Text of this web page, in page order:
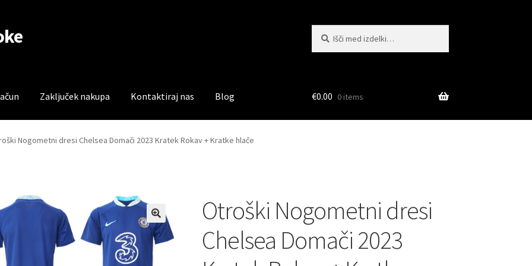
Zaključek nakupa Kontaktiraj nas Blog
Trgovina Zaključek nakupa
€0.00 0 items
Nogometni dresi Chelsea Domači 2023 Kratek Rokav + Kratke hlače
Otroški Nogometni dresi
Chelsea Domači 2023